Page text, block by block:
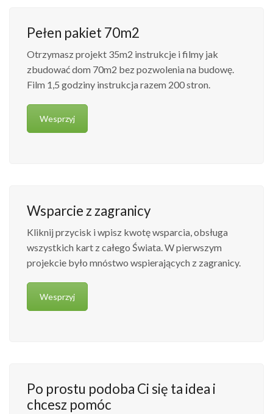
Pełen pakiet 70m2
Otrzymasz projekt 35m2 instrukcje i filmy jak
zbudować dom 70m2 bez pozwolenia na budowę.
Film 1,5 godziny instrukcja razem 200 stron.
Wesprzyj
Wsparcie z zagranicy
Kliknij przycisk i wpisz kwotę wsparcia, obsługa
wszystkich kart z całego Świata. W pierwszym
projekcie było mnóstwo wspierających z zagranicy.
Wesprzyj
Po prostu podoba Ci się ta idea i
chcesz pomóc